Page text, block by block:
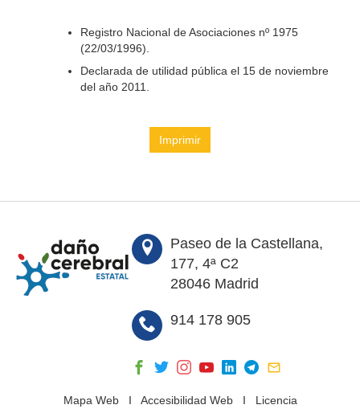
Registro Nacional de Asociaciones nº 1975
(22/03/1996).
Declarada de utilidad pública el 15 de noviembre
del año 2011.
Imprimir
Paseo de la Castellana,
177, 4ª C2
28046 Madrid
914 178 905
Mapa WebI Accesibilidad WebI Licencia